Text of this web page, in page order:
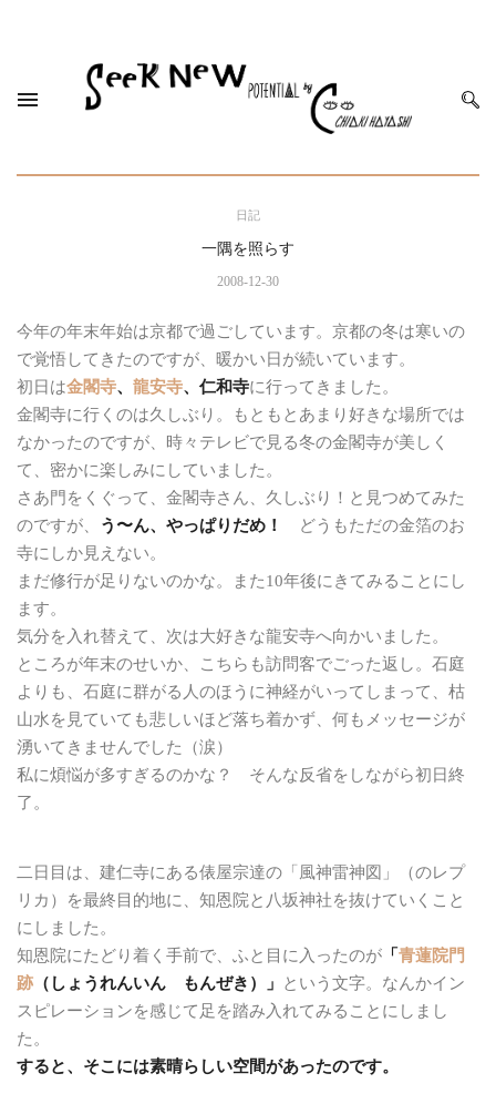
日記
一隅を照らす
2008-12-30
今年の年末年始は京都で過ごしています。京都の冬は寒いの
で覚悟してきたのですが、暖かい日が続いています。
初日は金閣寺、 龍安寺、仁和寺に行ってきました。
金閣寺に行くのは久しぶり。もともとあまり好きな場所では
なかったのですが、時々テレビで見る冬の金閣寺が美しく
て、密かに楽しみにしていました。
さあ門をくぐって、金閣寺さん、久しぶり！と見つめてみた
のですが、
う〜ん、やっぱりだめ！
どうもただの金箔のお
寺にしか見えない。
まだ修行が足りないのかな。また10年後にきてみることにし
ます。
気分を入れ替えて、次は大好きな龍安寺へ向かいました。
ところが年末のせいか、こちらも訪問客でごった返し。石庭
よりも、石庭に群がる人のほうに神経がいってしまって、枯
山水を見ていても悲しいほど落ち着かず、何もメッセージが
湧いてきませんでした（涙）
私に煩悩が多すぎるのかな？ そんな反省をしながら初日終
了。
二日目は、建仁寺にある俵屋宗達の「風神雷神図」（のレプ
リカ）を最終目的地に、知恩院と八坂神社を抜けていくこと
にしました。
知恩院にたどり着く手前で、ふと目に入ったのが 「 青蓮院門
跡 （しょうれんいん もんぜき）」
という文字。なんかイン
スピレーションを感じて足を踏み入れてみることにしまし
た。
すると、そこには素晴らしい空間があったのです。